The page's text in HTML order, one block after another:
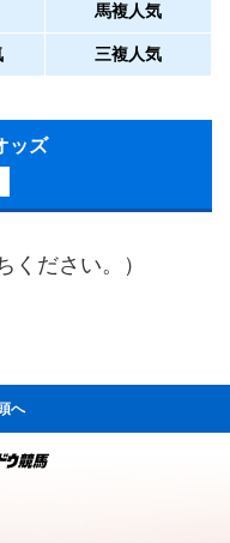
馬複人気
三複人気
オッズ
ください。）
へ